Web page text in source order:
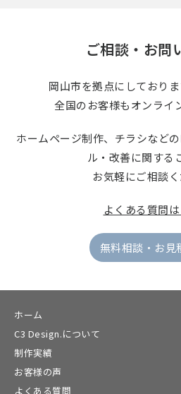
ご相談・お問
岡山市を拠点にしており
全国のお客様もオンライ
ホームページ制作、チラシなどの
ル・改善に関する
お気軽にご相談く
よくある質問
無料相談・お見
ホーム
C3 Design.について
制作実績
お客様の声
よくある質問